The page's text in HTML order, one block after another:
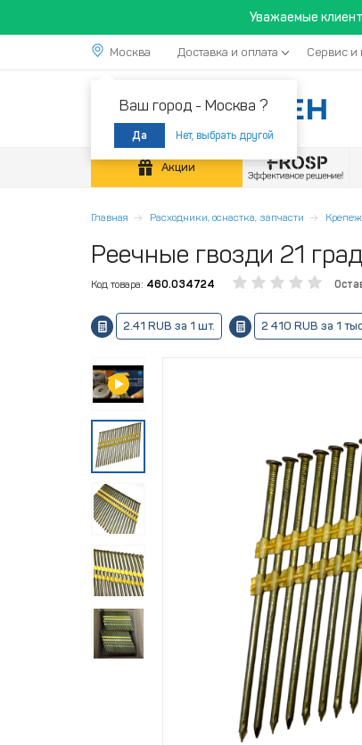
Уважаемые
Москва
Ваш город - Москва ?
Да Нет, выбрать другой
Доставка и оплата Сервис и
Акции
Главная Расходники, оснастка, запчасти Крепеж
Реечные гвозди 21
Код товара: 460.034724
2.41 RUB за 1 шт. 2 410 RUB за 1